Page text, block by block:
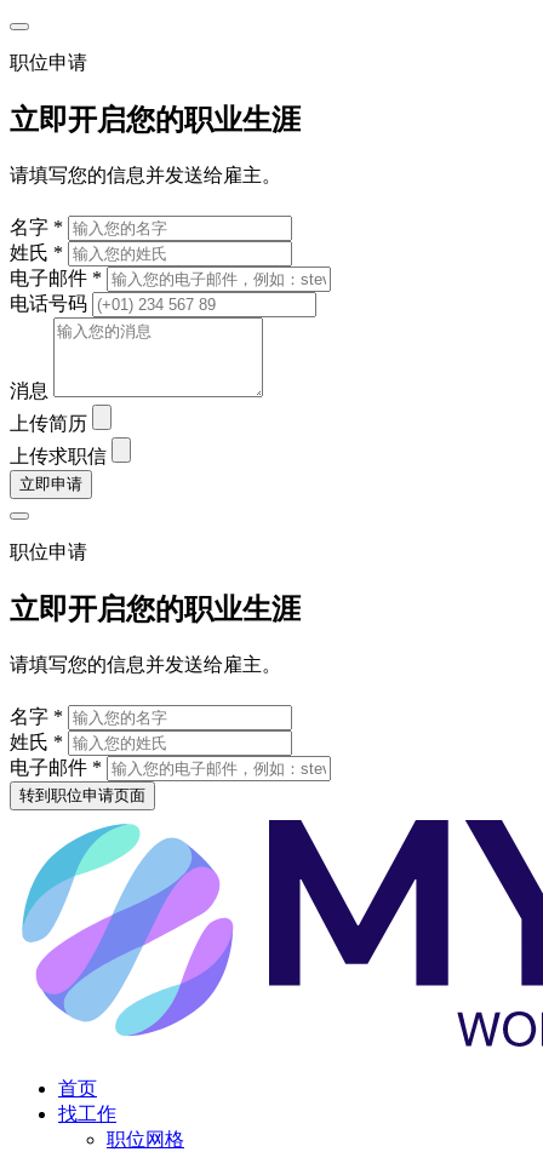
职位申请
立即开启您的职业生涯
请填写您的信息并发送给雇主。
名字 *
姓氏 *
电子邮件 *
电话号码
消息
上传简历
上传求职信
立即申请
职位申请
立即开启您的职业生涯
请填写您的信息并发送给雇主。
名字 *
姓氏 *
电子邮件 *
转到职位申请页面
首页
找工作
职位网格